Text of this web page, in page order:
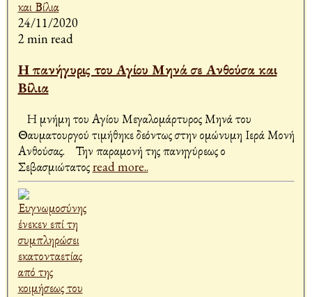
24/11/2020
2 min read
Η πανήγυρις του Αγίου Μηνά σε Ανθούσα και
Βίλια
Η μνήμη του Αγίου Μεγαλομάρτυρος Μηνά του
Θαυματουργού τιμήθηκε δεόντως στην ομώνυμη Ιερά Μονή
Ανθούσας. Την παραμονή της πανηγύρεως ο
Σεβασμιώτατοςread more..